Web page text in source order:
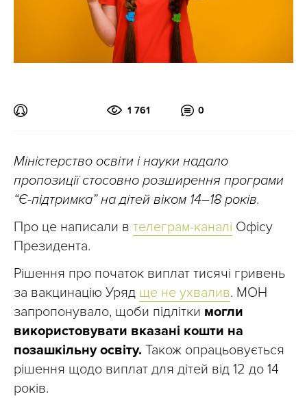
1 761 0
Міністерство освіти і науки надало
пропозиції стосовно розширення програми
“Є-підтримка” на дітей віком 14–18 років.
Про це написали в телеграм-каналі Офісу
Президента.
Рішення про початок виплат тисячі гривень
за вакцинацію Уряд ще не ухвалив. МОН
запропонувало, щоби підлітки могли
використовувати вказані кошти на
позашкільну освіту. Також опрацьовується
рішення щодо виплат для дітей від 12 до 14
років.